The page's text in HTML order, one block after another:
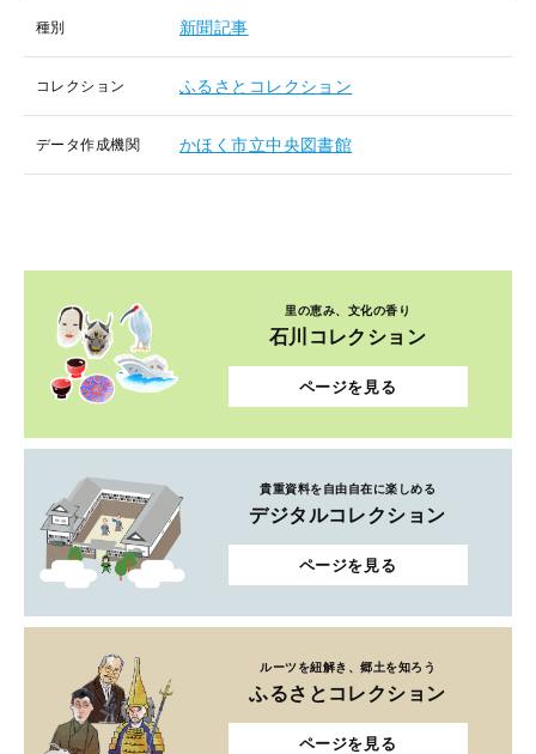
種別 新聞記事
コレクション ふるさとコレクション
データ作成機関 かほく市立中央図書館
里の恵み、文化の香り
石川コレクション
ページを見る
貴重資料を自由自在に楽しめる
デジタルコレクション
ページを見る
ルーツを紐解き、郷土を知ろう
ふるさとコレクション
ページを見る